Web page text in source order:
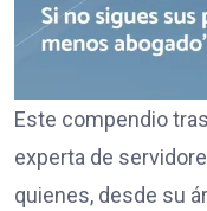
Este compendio
experta de
quienes, desde su